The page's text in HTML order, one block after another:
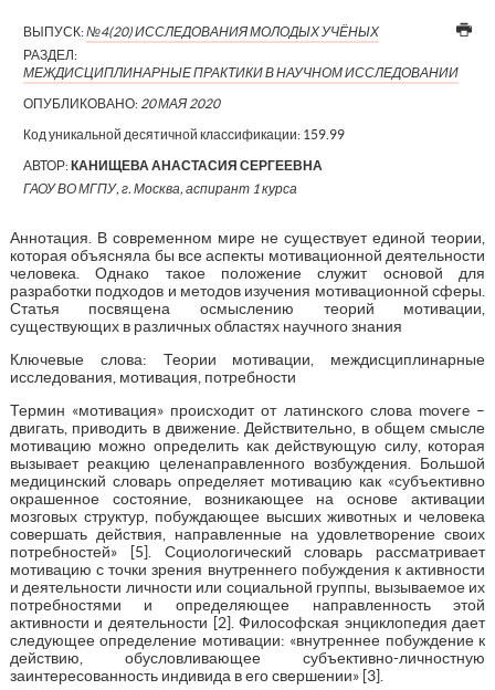
ВЫПУСК:№4(20) ИССЛЕДОВАНИЯ МОЛОДЫХ УЧЁНЫХ
РАЗДЕЛ:
МЕЖДИСЦИПЛИНАРНЫЕ ПРАКТИКИ В НАУЧНОМ ИССЛЕДОВАНИИ
ОПУБЛИКОВАНО: 20 МАЯ 2020
Код уникальной десятичной классификации: 159.99
АВТОР:КАНИЩЕВА АНАСТАСИЯ СЕРГЕЕВНА
ГАОУ ВО МГПУ, г. Москва, аспирант 1 курса
Аннотация. В современном мире не существует единой теории,
которая объясняла бы все аспекты мотивационной деятельности
человека. Однако такое положение служит основой для
разработки подходов и методов изучения мотивационной сферы.
Статья посвящена осмыслению теорий мотивации,
существующих в различных областях научного знания
Ключевые слова: Теории мотивации, междисциплинарные
исследования, мотивация, потребности
Термин «мотивация» происходит от латинского слова movere –
двигать, приводить в движение. Действительно, в общем смысле
мотивацию можно определить как действующую силу, которая
вызывает реакцию целенаправленного возбуждения. Большой
медицинский словарь определяет мотивацию как «субъективно
окрашенное состояние, возникающее на основе активации
мозговых структур, побуждающее высших животных и человека
совершать действия, направленные на удовлетворение своих
потребностей» [5]. Социологический словарь рассматривает
мотивацию с точки зрения внутреннего побуждения к активности
и деятельности личности или социальной группы, вызываемое их
потребностями и определяющее направленность этой
активности и деятельности [2]. Философская энциклопедия дает
следующее определение мотивации: «внутреннее побуждение к
действию, обусловливающее субъективно-личностную
заинтересованность индивида в его свершении» [3].